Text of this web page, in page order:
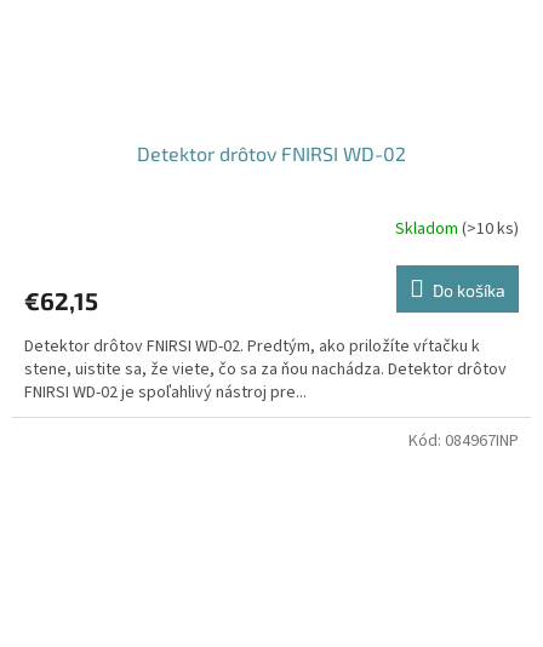
Detektor drôtov FNIRSI WD-02
Skladom (>10 ks)
€62,15 Do košíka
Detektor drôtov FNIRSI WD-02. Predtým, ako priložíte vŕtačku k
stene, uistite sa, že viete, čo sa za ňou nachádza. Detektor drôtov
FNIRSI WD-02 je spoľahlivý nástroj pre...
Kód: 084967INP